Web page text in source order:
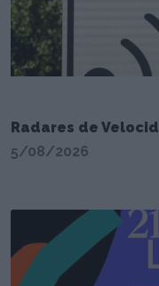
Radares de
5/08/2026